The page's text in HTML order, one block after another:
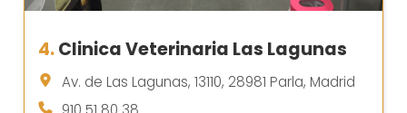
4.Clinica Veterinaria Las Lagunas
Av. de Las Lagunas, 13110, 28981 Parla, Madrid